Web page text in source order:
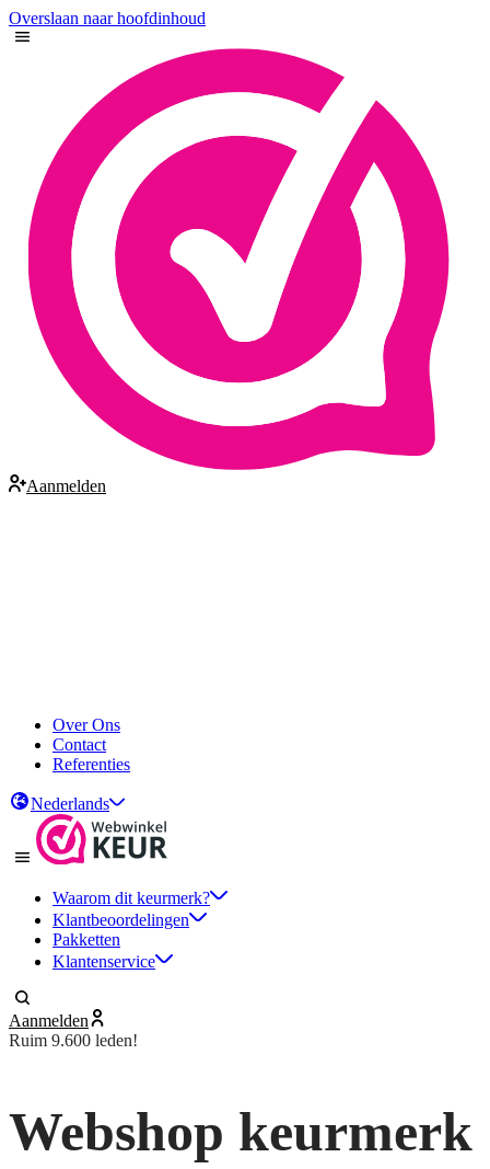
Overslaan naar hoofdinhoud
Aanmelden
Over Ons
Contact
Referenties
Nederlands
Waarom dit keurmerk?
Klantbeoordelingen
Pakketten
Klantenservice
Aanmelden
Ruim 9.600 leden!
Webshop keurmerk